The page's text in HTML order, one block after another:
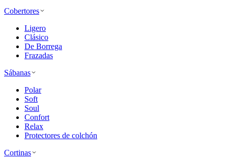
Cobertores
Ligero
Clásico
De Borrega
Frazadas
Sábanas
Polar
Soft
Soul
Confort
Relax
Protectores de colchón
Cortinas